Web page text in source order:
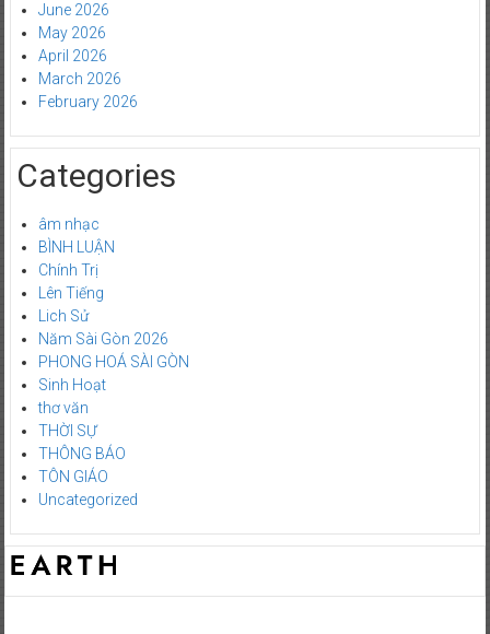
June 2026
May 2026
April 2026
March 2026
February 2026
Categories
âm nhạc
BÌNH LUẬN
Chính Trị
Lên Tiếng
Lich Sử
Năm Sài Gòn 2026
PHONG HOÁ SÀI GÒN
Sinh Hoạt
thơ văn
THỜI SỰ
THÔNG BÁO
TÔN GIÁO
Uncategorized